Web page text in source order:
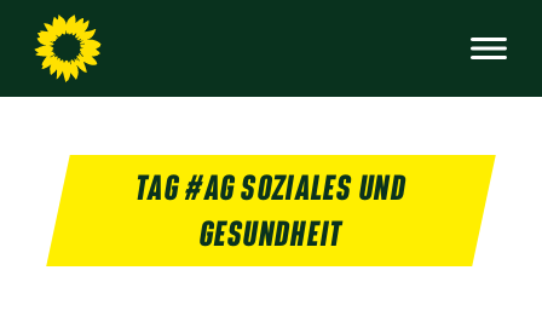
TAG #AG SOZIALES UND
GESUNDHEIT